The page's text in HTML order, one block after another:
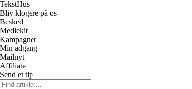
TekstHus
Bliv klogere på os
Besked
Mediekit
Kampagner
Min adgang
Mailnyt
Affiliate
Send et tip